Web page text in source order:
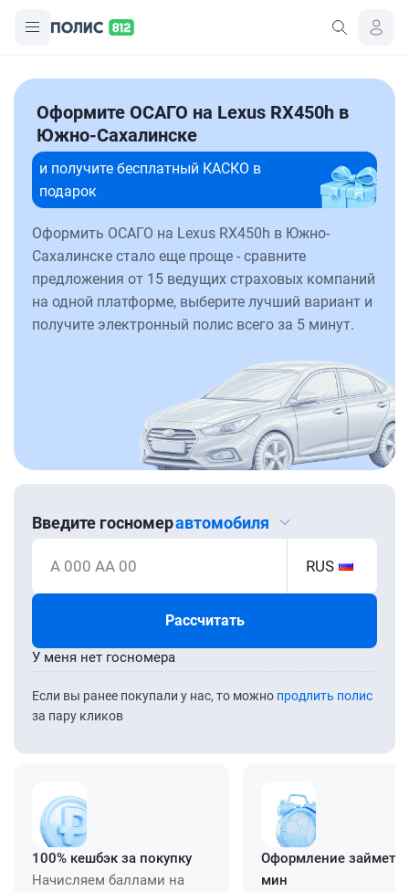
Оформите ОСАГО на Lexus RX450h в
Южно-Сахалинске
и получите бесплатный КАСКО в
подарок
Оформить ОСАГО на Lexus RX450h в Южно-
Сахалинске стало еще проще - сравните
предложения от 15 ведущих страховых компаний
на одной платформе, выберите лучший вариант и
получите электронный полис всего за 5 минут.
Введите госномеравтомобиля
А 000 АА 00 RUS
Рассчитать
Если вы ранее покупали у нас, то можно продлить полис
за пару кликов
У меня нет госномера
100% кешбэк за покупку
Начисляем баллами на
Оформление займет
мин